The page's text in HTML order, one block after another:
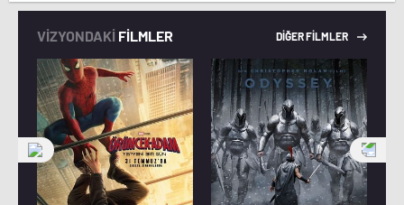
VİZYONDAKİ FİLMLER DİĞER FİLMLER